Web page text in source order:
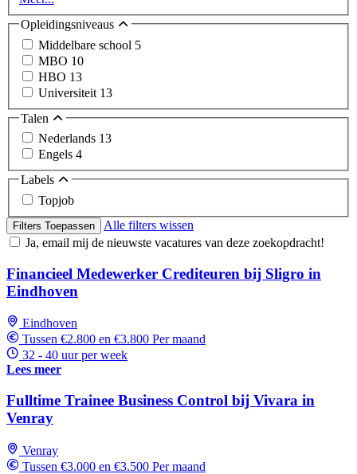
Opleidingsniveaus
Middelbare school 5
MBO 10
HBO 13
Universiteit 13
Talen
Nederlands 13
Engels 4
Labels
Topjob
Filters Toepassen
Alle filters wissen
Ja, email mij de nieuwste vacatures van deze zoekopdracht!
Financieel Medewerker Crediteuren bij Sligro in
Eindhoven
Eindhoven
Tussen €2.800 en €3.800 Per maand
32 - 40 uur per week
Lees meer
Fulltime Trainee Business Control bij Vivara in
Venray
Venray
Tussen €3.000 en €3.500 Per maand